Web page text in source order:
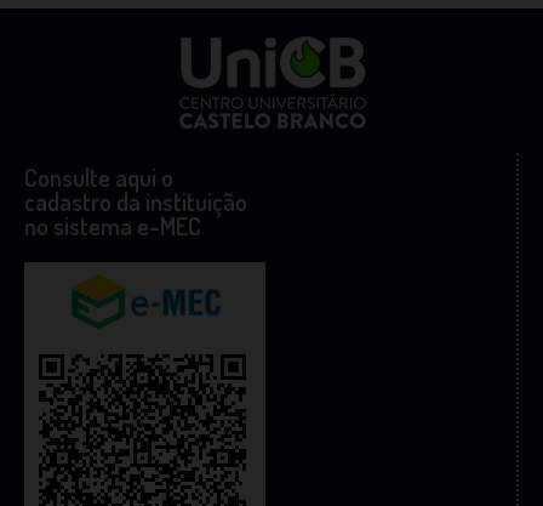
Consulte aqui o
cadastro da instituição
no sistema e-MEC